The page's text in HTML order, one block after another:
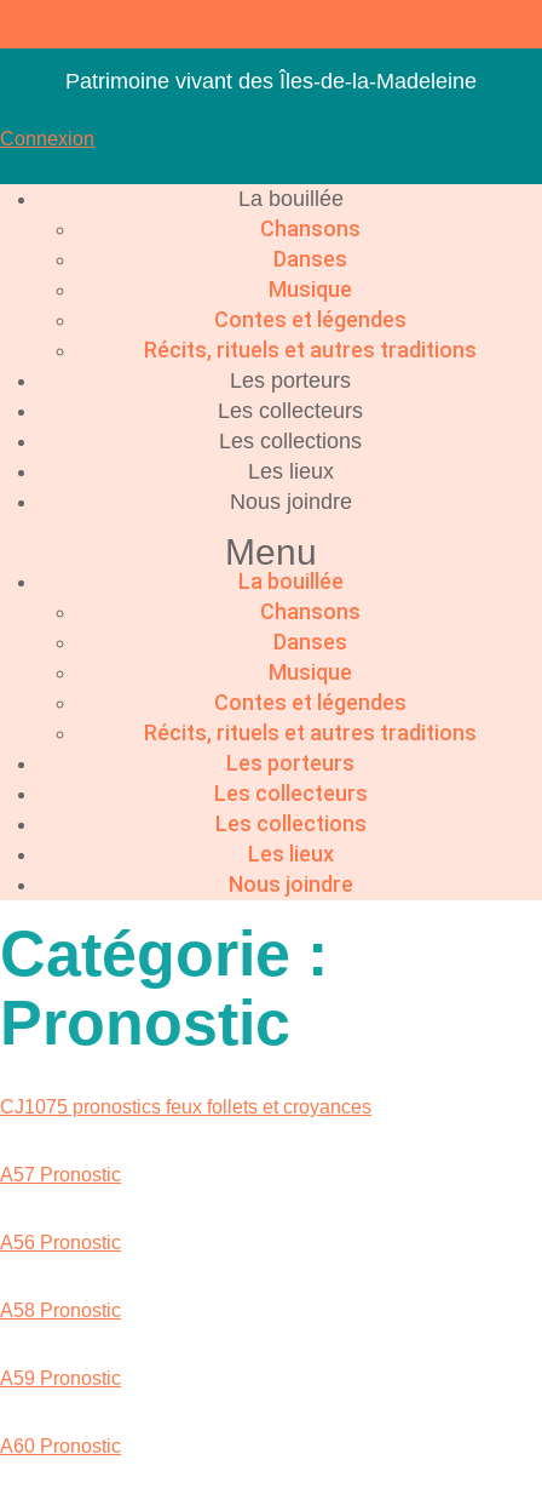
contenu
Patrimoine vivant des Îles-de-la-Madeleine
Connexion
La bouillée
Chansons
Danses
Musique
Contes et légendes
Récits, rituels et autres traditions
Les porteurs
Les collecteurs
Les collections
Les lieux
Nous joindre
Menu
La bouillée
Chansons
Danses
Musique
Contes et légendes
Récits, rituels et autres traditions
Les porteurs
Les collecteurs
Les collections
Les lieux
Nous joindre
Catégorie :
Pronostic
CJ1075 pronostics feux follets et croyances
A57 Pronostic
A56 Pronostic
A58 Pronostic
A59 Pronostic
A60 Pronostic